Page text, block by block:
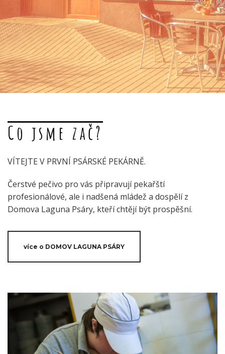
Co jsme zač?
VÍTEJTE V PRVNÍ PSÁRSKÉ PEKÁRNĚ.
Čerstvé pečivo pro vás připravují pekařští
profesionálové, ale i nadšená mládež a dospělí z
Domova Laguna Psáry, kteří chtějí být prospěšní.
více o DOMOV LAGUNA PSÁRY